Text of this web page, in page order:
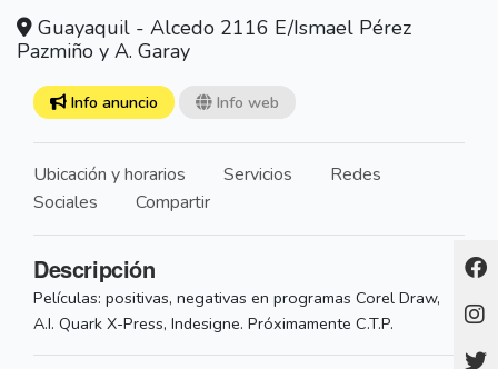
Guayaquil - Alcedo 2116 E/Ismael Pérez
Pazmiño y A. Garay
Info anuncio Info web
Ubicación y horarios Servicios
Redes
Sociales
Compartir
Descripción
Películas: positivas, negativas en programas Corel Draw,
A.I. Quark X-Press, Indesigne. Próximamente C.T.P.